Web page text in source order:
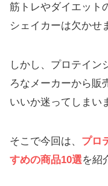
筋トレやダイエット
シェイカーは欠かせ
しかし、プロテイン
ろなメーカーから販
いいか迷ってしまい
そこで今回は、 プロ
すめの商品10選を紹